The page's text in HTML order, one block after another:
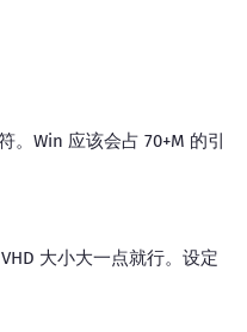
。Win 应该会占 70+M 的引
大小大一点就行。设定